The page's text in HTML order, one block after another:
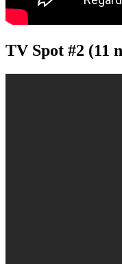
TV Spot #2 (11